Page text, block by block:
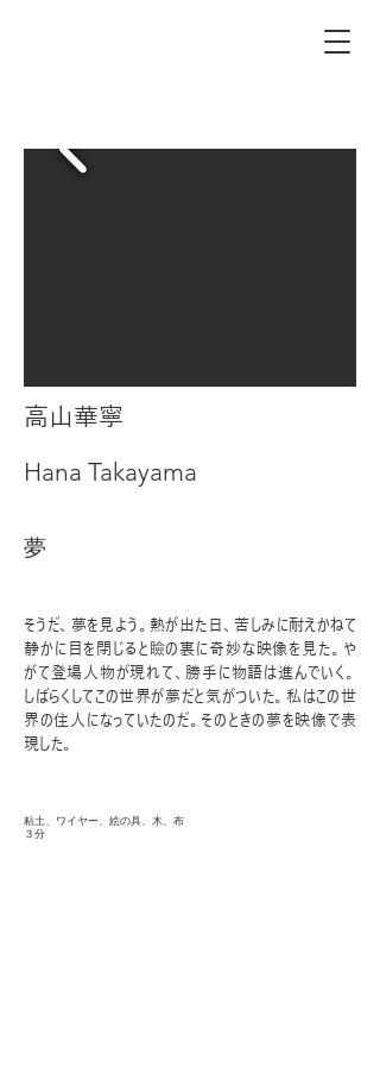
高山華寧
Hana Takayama
夢
そうだ、夢を見よう。熱が出た日、苦しみに耐えかねて
静かに目を閉じると瞼の裏に奇妙な映像を見た。や
がて登場人物が現れて、勝手に物語は進んでいく。
しばらくしてこの世界が夢だと気がついた。私はこの世
界の住人になっていたのだ。そのときの夢を映像で表
現した。
粘土、ワイヤー、絵の具、木、布
３分